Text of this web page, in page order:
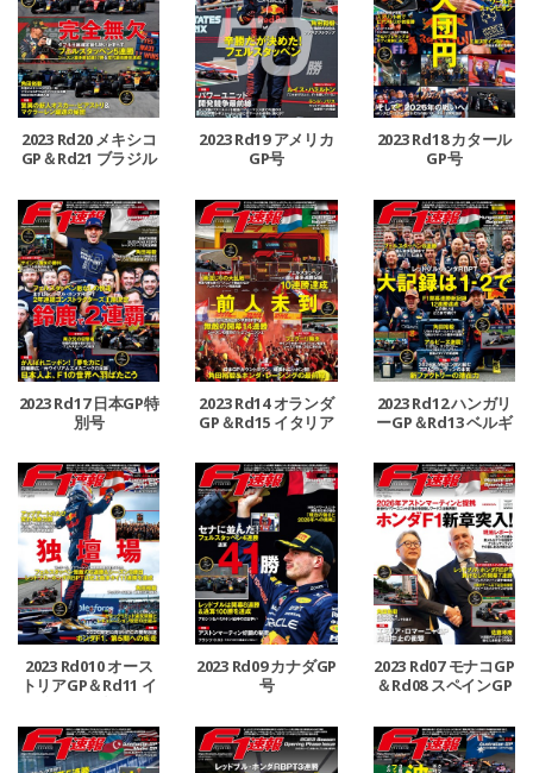
2023 Rd20 メキシコ
GP＆Rd21 ブラジル
2023 Rd19 アメリカ
GP号
2023 Rd18 カタール
GP号
2023 Rd17 日本GP特
別号
2023 Rd14 オランダ
GP＆Rd15 イタリア
2023 Rd12 ハンガリ
ーGP＆Rd13 ベルギ
2023 Rd010 オース
トリアGP＆Rd11 イ
2023 Rd09 カナダGP
号
2023 Rd07 モナコGP
＆Rd08 スペインGP